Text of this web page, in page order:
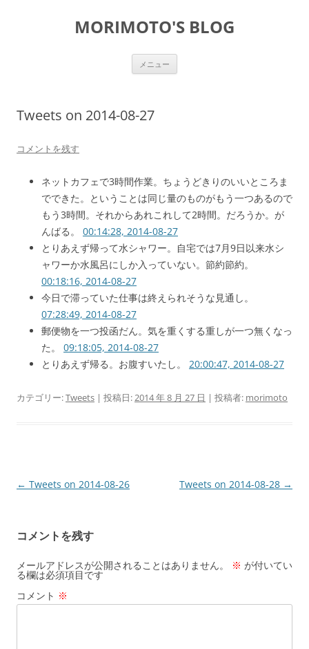
MORIMOTO'S BLOG
メニュー
Tweets on 2014-08-27
コメントを残す
ネットカフェで3時間作業。ちょうどきりのいいところま
でできた。ということは同じ量のものがもう一つあるので
もう3時間。それからあれこれして2時間。だろうか。が
んばる。 00:14:28, 2014-08-27
とりあえず帰って水シャワー。自宅では7月9日以来水シ
ャワーか水風呂にしか入っていない。節約節約。
00:18:16, 2014-08-27
今日で滞っていた仕事は終えられそうな見通し。
07:28:49, 2014-08-27
郵便物を一つ投函だん。気を重くする重しが一つ無くなっ
た。 09:18:05, 2014-08-27
とりあえず帰る。お腹すいたし。 20:00:47, 2014-08-27
カテゴリー:Tweets | 投稿日:2014 年 8 月 27 日 | 投稿者: morimoto
投
ビ
ゲ
ー
シ
← Tweets on 2014-08-26 Tweets on 2014-08-28 →
コメントを残す
メールアドレスが公開されることはありません。 ※ が付いてい
る欄は必須項目です
コメント ※